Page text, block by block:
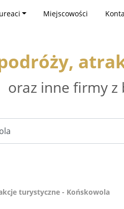
Miejscowości
oraz inne firmy z
turystyczne - Końskowola